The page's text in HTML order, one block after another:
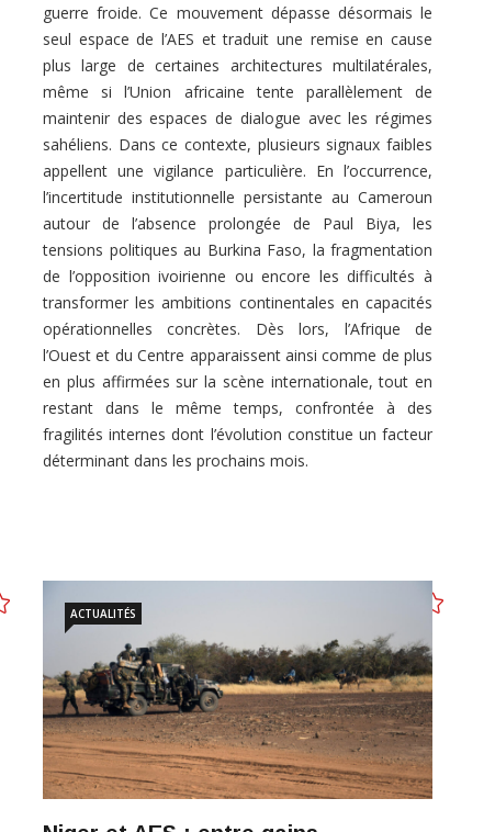
guerre froide. Ce mouvement dépasse désormais le
seul espace de l’AES et traduit une remise en cause
plus large de certaines architectures multilatérales,
même si l’Union africaine tente parallèlement de
maintenir des espaces de dialogue avec les régimes
sahéliens. Dans ce contexte, plusieurs signaux faibles
appellent une vigilance particulière. En l’occurrence,
l’incertitude institutionnelle persistante au Cameroun
autour de l’absence prolongée de Paul Biya, les
tensions politiques au Burkina Faso, la fragmentation
de l’opposition ivoirienne ou encore les difficultés à
transformer les ambitions continentales en capacités
opérationnelles concrètes. Dès lors, l’Afrique de
l’Ouest et du Centre apparaissent ainsi comme de plus
en plus affirmées sur la scène internationale, tout en
restant dans le même temps, confrontée à des
fragilités internes dont l’évolution constitue un facteur
déterminant dans les prochains mois.
ACTUALITÉS